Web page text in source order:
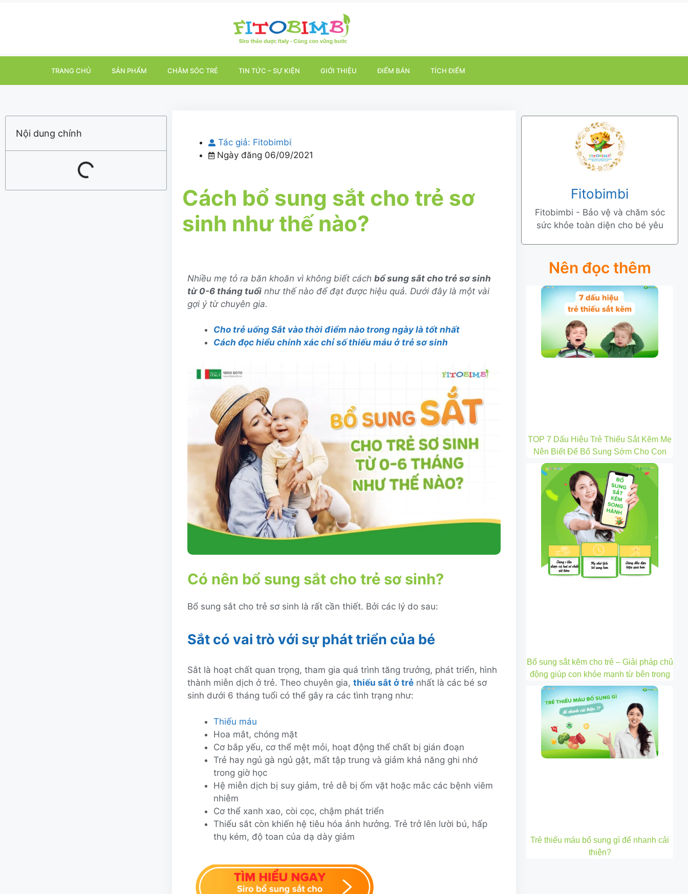
TRANG CHỦ SẢN PHẨM CHĂM SÓC TRẺ TIN TỨC – SỰ KIỆN GIỚI THIỆU ĐIỂM BÁN TÍCH ĐIỂM
Nội dung chính
Tác giả: Fitobimbi
Ngày đăng 06/09/2021
Cách bổ sung sắt cho trẻ sơ
sinh như thế nào?
Nhiều mẹ tỏ ra băn khoăn vì không biết cách bổ sung sắt cho trẻ sơ sinh
từ 0-6 tháng tuổi như thế nào để đạt được hiệu quả. Dưới đây là một vài
gợi ý từ chuyên gia.
Cho trẻ uống Sắt vào thời điểm nào trong ngày là tốt nhất
Cách đọc hiểu chính xác chỉ số thiếu máu ở trẻ sơ sinh
Có nên bổ sung sắt cho trẻ sơ sinh?
Bổ sung sắt cho trẻ sơ sinh là rất cần thiết. Bởi các lý do sau:
Sắt có vai trò với sự phát triển của bé
Sắt là hoạt chất quan trọng, tham gia quá trình tăng trưởng, phát triển, hình
thành miễn dịch ở trẻ. Theo chuyên gia, thiếu sắt ở trẻ nhất là các bé sơ
sinh dưới 6 tháng tuổi có thể gây ra các tình trạng như:
Thiếu máu
Hoa mắt, chóng mặt
Cơ bắp yếu, cơ thể mệt mỏi, hoạt động thể chất bị gián đoạn
Trẻ hay ngủ gà ngủ gật, mất tập trung và giảm khả năng ghi nhớ
trong giờ học
Hệ miễn dịch bị suy giảm, trẻ dễ bị ốm vặt hoặc mắc các bệnh viêm
nhiễm
Cơ thể xanh xao, còi cọc, chậm phát triển
Thiếu sắt còn khiến hệ tiêu hóa ảnh hưởng. Trẻ trở lên lười bú, hấp
thụ kém, độ toan của dạ dày giảm
Fitobimbi
Fitobimbi - Bảo vệ và chăm sóc
sức khỏe toàn diện cho bé yêu
Nên đọc thêm
TOP 7 Dấu Hiệu Trẻ Thiếu Sắt Kẽm Mẹ
Nên Biết Để Bổ Sung Sớm Cho Con
Bổ sung sắt kẽm cho trẻ – Giải pháp chủ
động giúp con khỏe mạnh từ bên trong
Trẻ thiếu máu bổ sung gì để nhanh cải
thiện?